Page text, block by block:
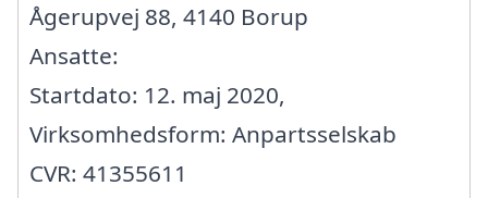
Ågerupvej 88, 4140 Borup
Ansatte:
Startdato: 12. maj 2020,
Virksomhedsform: Anpartsselskab
CVR: 41355611